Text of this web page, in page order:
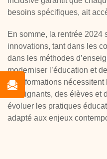
besoins spécifiques, ait
En somme, la rentrée 2024
innovations, tant dans les
dans les méthodes
moderniser l’éducation et
transformations nécessitent
enseignants, des élèves et
évoluer les pratiques
adapté aux enjeux